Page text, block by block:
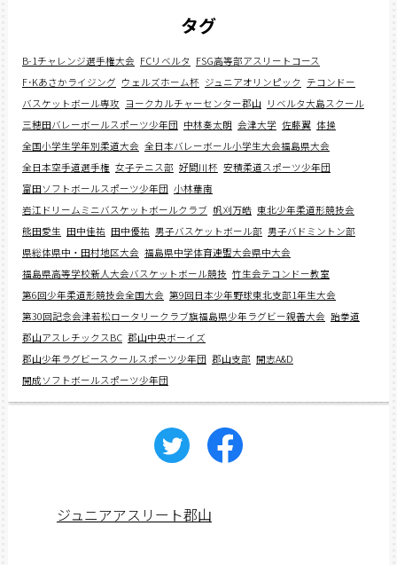
タグ
B-1チャレンジ選手権大会 FCリベルタ FSG高等部アスリートコース
F･Kあさかライジング ウェルズホーム杯 ジュニアオリンピック テコンドー
バスケットボール専攻 ヨークカルチャーセンター郡山 リベルタ大島スクール
三穂田バレーボールスポーツ少年団 中林奏太朗 会津大学 佐藤翼 体操
全国小学生学年別柔道大会 全日本バレーボール小学生大会福島県大会
全日本空手道選手権 女子テニス部 好間川杯 安積柔道スポーツ少年団
富田ソフトボールスポーツ少年団 小林華南
岩江ドリームミニバスケットボールクラブ 帆刈万皓 東北少年柔道形競技会
熊田愛生 田中佳祐 田中優祐 男子バスケットボール部 男子バドミントン部
県総体県中・田村地区大会 福島県中学体育連盟大会県中大会
福島県高等学校新人大会バスケットボール競技 竹生会テコンドー教室
第6回少年柔道形競技会全国大会 第9回日本少年野球東北支部1年生大会
第30回記念会津若松ロータリークラブ旗福島県少年ラグビー親善大会 跆拳道
郡山アスレチックスBC 郡山中央ボーイズ
郡山少年ラグビースクールスポーツ少年団 郡山支部 開志A&D
開成ソフトボールスポーツ少年団
ジュニアアスリート郡山